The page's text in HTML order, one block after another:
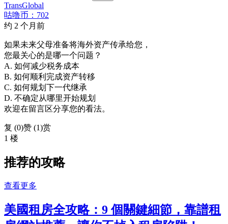
TransGlobal
咕噜币：702
约 2 个月前
如果未来父母准备将海外资产传承给您，
您最关心的是哪一个问题？
A. 如何减少税务成本
B. 如何顺利完成资产转移
C. 如何规划下一代继承
D. 不确定从哪里开始规划
欢迎在留言区分享您的看法。
复 (0)赞 (1)赏
1 楼
推荐的攻略
查看更多
美國租房全攻略：9 個關鍵細節，靠譜租